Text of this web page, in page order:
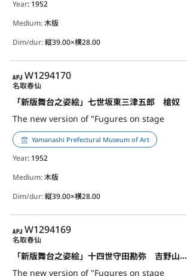
Year: 1952
Medium:木版
Dim/dur:縦39.00×横28.00
APJ
W1294170
「新版舞台之姿絵」七世坂東三津五郎 槍奴
The new version of "Fugures on stage
名取春仙
Yamanashi Prefectural Museum of Art
Year: 1952
Medium:木版
Dim/dur:縦39.00×横28.00
APJ
W1294169
「新版舞台之姿絵」十四世守田勘弥 吉野山の忠信
The new version of "Fugures on stage
名取春仙